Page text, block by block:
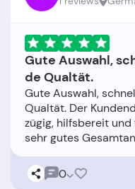
Gute Auswahl,
de Qualtät.
Gute Auswahl,
Qualtät. Der
zügig, hilfsbereit
0